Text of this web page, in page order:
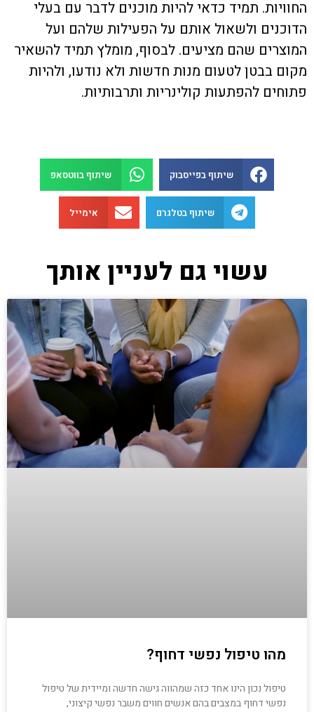
החוויות. תמיד כדאי להיות מוכנים לדבר עם בעלי
הדוכנים ולשאול אותם על הפעילות שלהם ועל
המוצרים שהם מציעים. לבסוף, מומלץ תמיד להשאיר
מקום בבטן לטעום מנות חדשות ולא נודעו, ולהיות
פתוחים להפתעות קולינריות ותרבותיות.
שיתוף בפייסבוק שיתוף בווטסאפ
שיתוף בטלגרם אימייל
עשוי גם לעניין אותך
מהו טיפול נפשי דחוף?
טיפול נכון הינו אחד כזה שמהווה גישה חדשה ומיידית של טיפול
נפשי דחוף במצבים בהם אנשים חווים משבר נפשי קיצוני,